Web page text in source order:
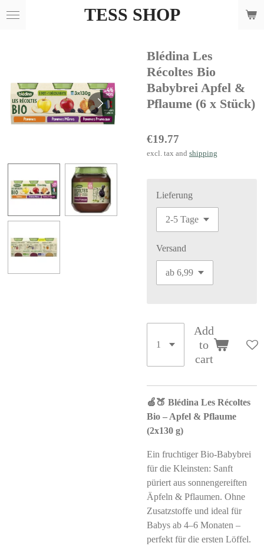
Skip
TESS SHOP
Blédina Les
Récoltes Bio
Babybrei Apfel &
Pflaume (6 x Stück)
€19.77
excl. tax and shipping
Lieferung
Versand
Add
to
cart
🍏🍑 Blédina Les Récoltes
Bio – Apfel & Pflaume
(2x130 g)
Ein fruchtiger Bio-Babybrei
für die Kleinsten: Sanft
püriert aus sonnengereiften
Äpfeln & Pflaumen. Ohne
Zusatzstoffe und ideal für
Babys ab 4–6 Monaten –
perfekt für die ersten Löffel.